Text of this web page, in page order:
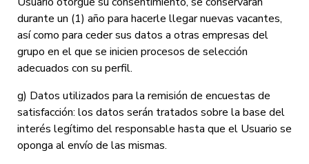
durante un (1) año para hacerle llegar nuevas vacantes,
así como para ceder sus datos a otras empresas del
grupo en el que se inicien procesos de selección
adecuados con su perfil.
g) Datos utilizados para la remisión de encuestas de
satisfacción: los datos serán tratados sobre la base del
interés legítimo del responsable hasta que el Usuario se
oponga al envío de las mismas.